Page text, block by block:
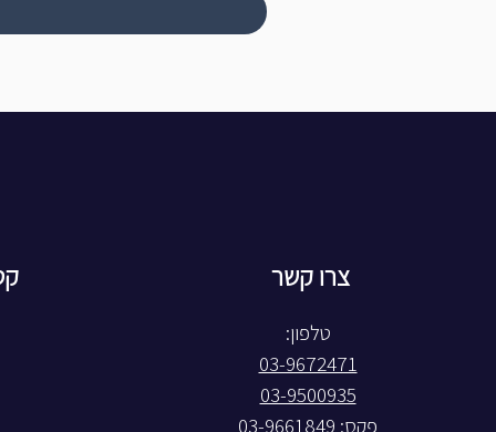
צרו קשר
טלפון:
03-9672471
03-9500935
פקס: 03-9661849